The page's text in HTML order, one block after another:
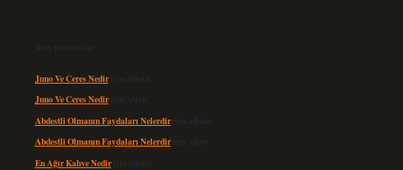
Son yorumlar
Juno Ve Ceres Nediriçin admin
Juno Ve Ceres Nediriçin Altan
Abdestli Olmanın Faydaları Nelerdiriçin admin
Abdestli Olmanın Faydaları Nelerdiriçin Alper
En Ağır Kahve Nediriçin admin